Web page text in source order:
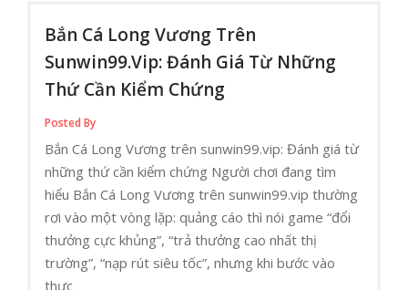
Bắn Cá Long Vương Trên
Sunwin99.vip: Đánh Giá Từ Những
Thứ Cần Kiểm Chứng
Posted By
Bắn Cá Long Vương trên sunwin99.vip: Đánh giá từ
những thứ cần kiểm chứng Người chơi đang tìm
hiểu Bắn Cá Long Vương trên sunwin99.vip thường
rơi vào một vòng lặp: quảng cáo thì nói game “đổi
thưởng cực khủng”, “trả thưởng cao nhất thị
trường”, “nạp rút siêu tốc”, nhưng khi bước vào
thực